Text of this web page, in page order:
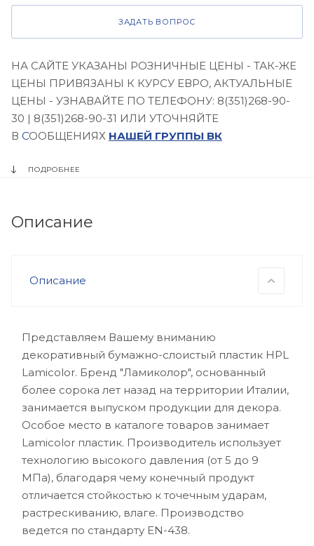
ЗАДАТЬ ВОПРОС
НА САЙТЕ УКАЗАНЫ РОЗНИЧНЫЕ ЦЕНЫ - ТАК-ЖЕ
ЦЕНЫ ПРИВЯЗАНЫ К КУРСУ ЕВРО, АКТУАЛЬНЫЕ
ЦЕНЫ - УЗНАВАЙТЕ ПО ТЕЛЕФОНУ: 8(351)268-90-
30 | 8(351)268-90-31 ИЛИ УТОЧНЯЙТЕ
В СООБЩЕНИЯХ НАШЕЙ ГРУППЫ ВК
ПОДРОБНЕЕ
Описание
Описание
Представляем Вашему вниманию
декоративный бумажно-слоистый пластик HPL
Lamicolor. Бренд "Ламиколор", основанный
более сорока лет назад на территории Италии,
занимается выпуском продукции для декора.
Особое место в каталоге товаров занимает
Lamicolor пластик. Производитель использует
технологию высокого давления (от 5 до 9
МПа), благодаря чему конечный продукт
отличается стойкостью к точечным ударам,
растрескиванию, влаге. Производство
ведется по стандарту EN-438.